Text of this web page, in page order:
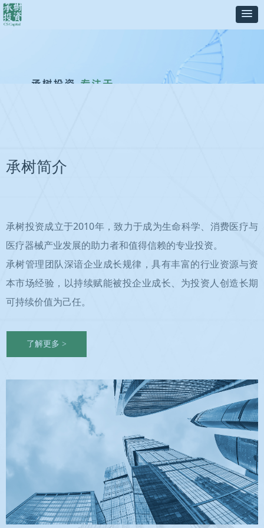
承树简介
了解更多 >
承树投资成立于2010年，致力于成为生命科学、消费医疗与
医疗器械产业发展的助力者和值得信赖的专业投资。
承树管理团队深谙企业成长规律，具有丰富的行业资源与资
本市场经验，以持续赋能被投企业成长、为投资人创造长期
可持续价值为己任。